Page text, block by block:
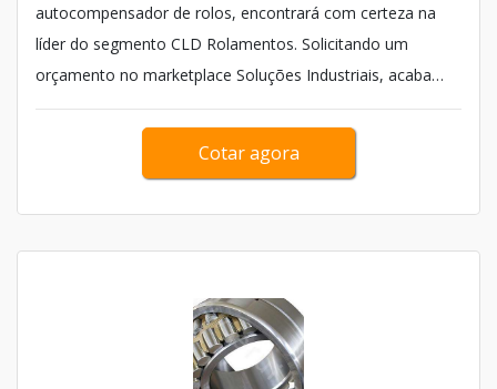
autocompensador de rolos, encontrará com certeza na
líder do segmento CLD Rolamentos. Solicitando um
orçamento no marketplace Soluções Industriais, acaba
achando sofisticação, qualidade e preço justo em um só
lugar. Com os profissionais especializados da empresa
atingirá proteção com qualidade, agilidade e pronta ent...
Cotar agora